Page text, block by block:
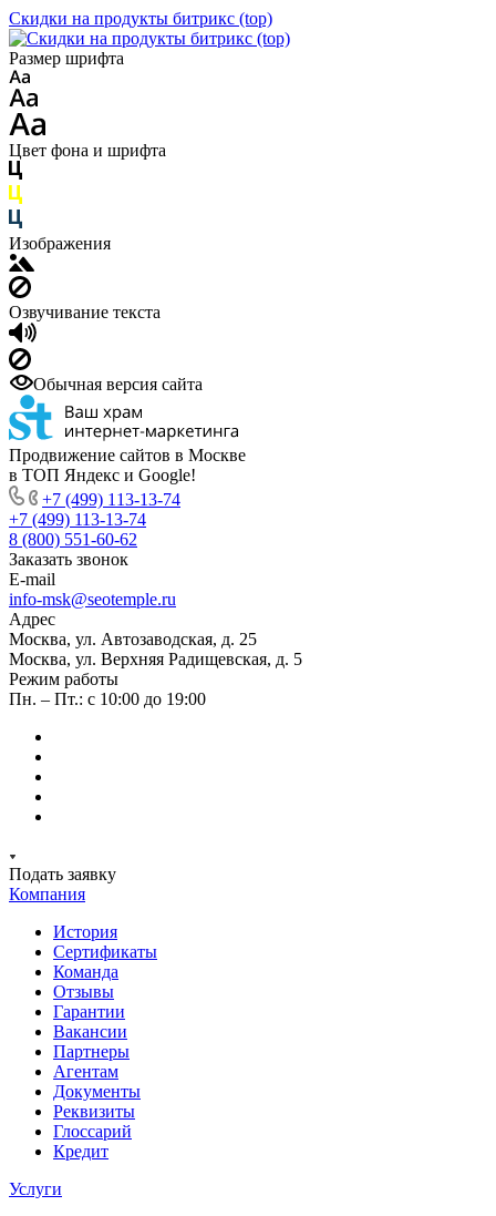
Скидки на продукты битрикс (top)
Размер шрифта
Цвет фона и шрифта
Изображения
Озвучивание текста
Обычная версия сайта
Продвижение сайтов в Москве
в ТОП Яндекс и Google!
+7 (499) 113-13-74
+7 (499) 113-13-74
8 (800) 551-60-62
Заказать звонок
E-mail
info-msk@seotemple.ru
Адрес
Москва, ул. Автозаводская, д. 25
Москва, ул. Верхняя Радищевская, д. 5
Режим работы
Пн. – Пт.: с 10:00 до 19:00
Подать заявку
Компания
История
Сертификаты
Команда
Отзывы
Гарантии
Вакансии
Партнеры
Агентам
Документы
Реквизиты
Глоссарий
Кредит
Услуги